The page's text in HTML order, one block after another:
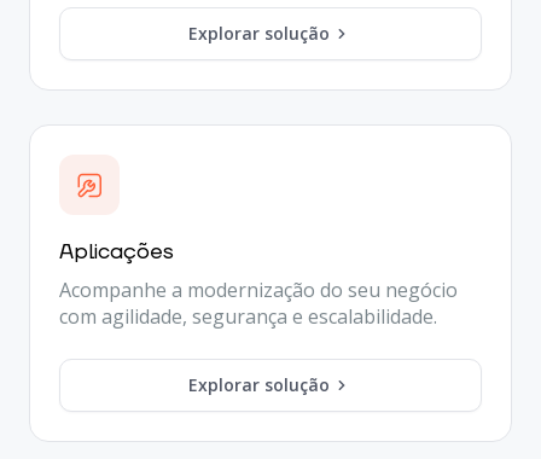
Explorar solução
Aplicações
Acompanhe a modernização do seu negócio
com agilidade, segurança e escalabilidade.
Explorar solução